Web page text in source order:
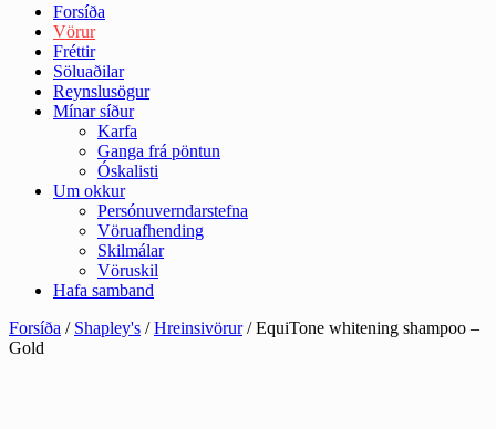
Forsíða
Vörur
Fréttir
Söluaðilar
Reynslusögur
Mínar síður
Karfa
Ganga frá pöntun
Óskalisti
Um okkur
Persónuverndarstefna
Vöruafhending
Skilmálar
Vöruskil
Hafa samband
Forsíða / Shapley's /Hreinsivörur/ EquiTone whitening shampoo –
Gold